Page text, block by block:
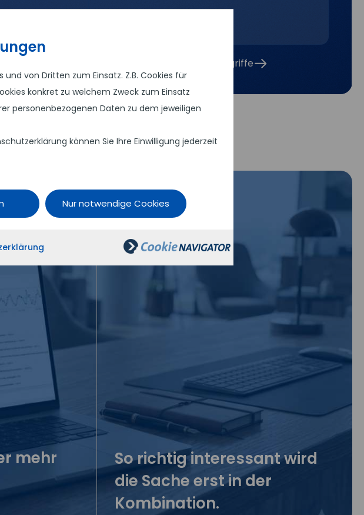
von Dritten zum Einsatz. Z.B. Cookies für
konkret zu welchem Zweck zum Einsatz
personenbezogenen Daten zu dem jeweiligen
können Sie Ihre Einwilligung jederzeit
Nur notwendige Cookies
Tool zur Analyse Ihrer Websitezugriffe
mehr
So richtig interessant wird
die Sache erst in der
Kombination.